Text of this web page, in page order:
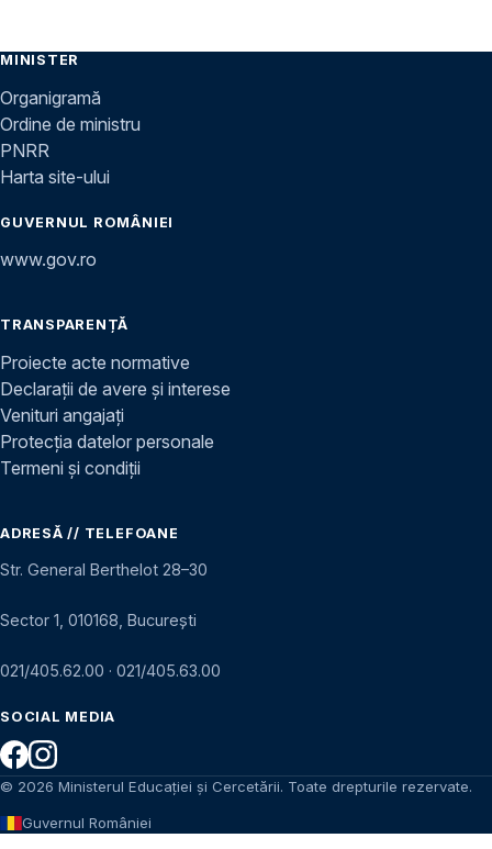
MINISTER
Organigramă
Ordine de ministru
PNRR
Harta site-ului
GUVERNUL ROMÂNIEI
www.gov.ro
TRANSPARENȚĂ
Proiecte acte normative
Declarații de avere și interese
Venituri angajați
Protecția datelor personale
Termeni și condiții
ADRESĂ // TELEFOANE
Str. General Berthelot 28–30
Sector 1, 010168, București
021/405.62.00 · 021/405.63.00
SOCIAL MEDIA
© 2026 Ministerul Educației și Cercetării. Toate drepturile rezervate.
Guvernul României